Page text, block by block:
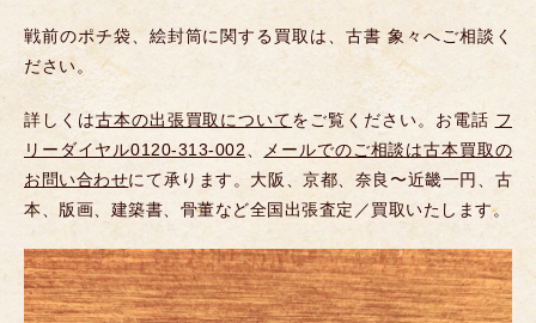
戦前のポチ袋、絵封筒に関する買取は、古書 象々へご相談く
ださい。
詳しくは古本の出張買取についてをご覧ください。お電話 フ
リーダイヤル0120-313-002、
メールでのご相談は古本買取の
お問い合わせにて承ります。大阪、京都、奈良〜近畿一円、古
本、版画、建築書、骨董など全国出張査定／買取いたします。